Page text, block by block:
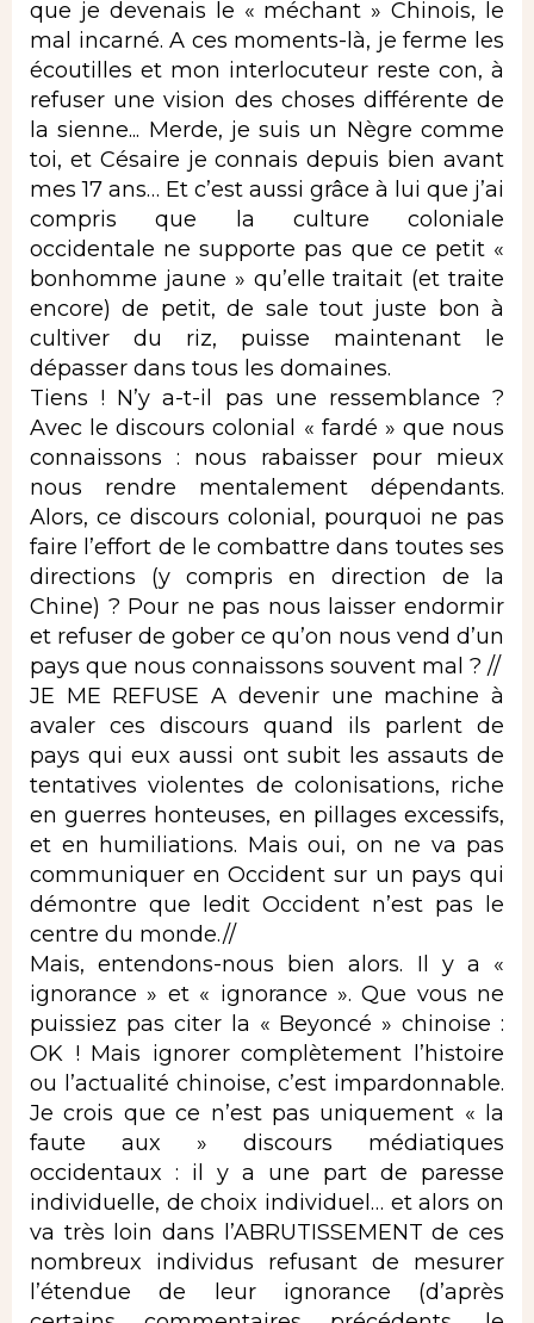
que je devenais le « méchant » Chinois, le
mal incarné. A ces moments-là, je ferme les
écoutilles et mon interlocuteur reste con, à
refuser une vision des choses différente de
la sienne... Merde, je suis un Nègre comme
toi, et Césaire je connais depuis bien avant
mes 17 ans… Et c’est aussi grâce à lui que j’ai
compris que la culture coloniale
occidentale ne supporte pas que ce petit «
bonhomme jaune » qu’elle traitait (et traite
encore) de petit, de sale tout juste bon à
cultiver du riz, puisse maintenant le
dépasser dans tous les domaines.
Tiens ! N’y a-t-il pas une ressemblance ?
Avec le discours colonial « fardé » que nous
connaissons : nous rabaisser pour mieux
nous rendre mentalement dépendants.
Alors, ce discours colonial, pourquoi ne pas
faire l’effort de le combattre dans toutes ses
directions (y compris en direction de la
Chine) ? Pour ne pas nous laisser endormir
et refuser de gober ce qu’on nous vend d’un
pays que nous connaissons souvent mal ? //
JE ME REFUSE A devenir une machine à
avaler ces discours quand ils parlent de
pays qui eux aussi ont subit les assauts de
tentatives violentes de colonisations, riche
en guerres honteuses, en pillages excessifs,
et en humiliations. Mais oui, on ne va pas
communiquer en Occident sur un pays qui
démontre que ledit Occident n’est pas le
centre du monde.//
Mais, entendons-nous bien alors. Il y a «
ignorance » et « ignorance ». Que vous ne
puissiez pas citer la « Beyoncé » chinoise :
OK ! Mais ignorer complètement l’histoire
ou l’actualité chinoise, c’est impardonnable.
Je crois que ce n’est pas uniquement « la
faute aux » discours médiatiques
occidentaux : il y a une part de paresse
individuelle, de choix individuel… et alors on
va très loin dans l’ABRUTISSEMENT de ces
nombreux individus refusant de mesurer
l’étendue de leur ignorance (d’après